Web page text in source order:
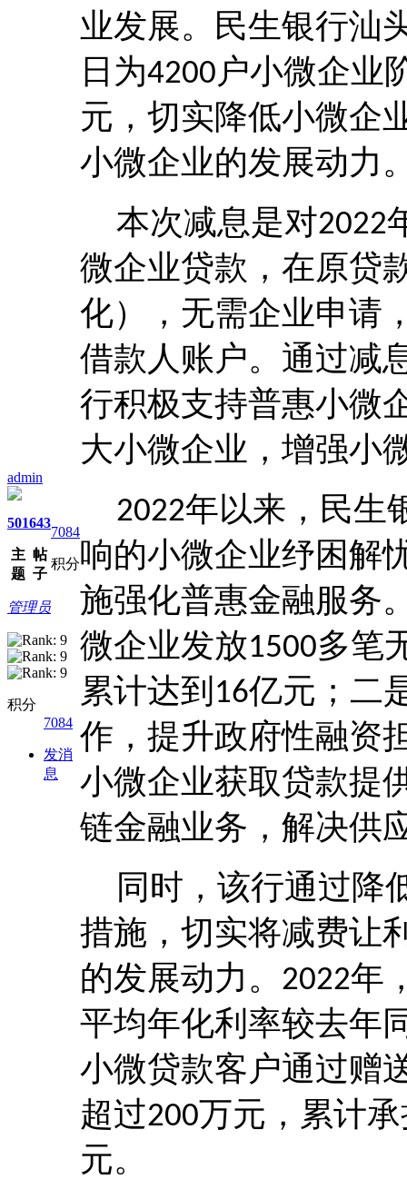
admin
501
主
题
643
帖
子
7084
积分
管理员
积分
7084
发消
息
业发展。民生银行汕
日为4200 户小微企业
元，切实降低小微企
小微企业的发展动力
本次减息是对2022
微企业贷款，在原贷
化），无需企业申请
借款人账户。通过减
行积极支持普惠小微
大小微企业，增强小
2022年以来，民生
响的小微企业纾困解
施强化普惠金融服务
微企业发放1500多笔
累计达到 16亿元；二
作，提升政府性融资
小微企业获取贷款提
链金融业务，解决供
同时，该行通过降
措施，切实将减费让
的发展动力。 2022年
平均年化利率较去年
小微贷款客户通过赠
超过200万元，累计
元。